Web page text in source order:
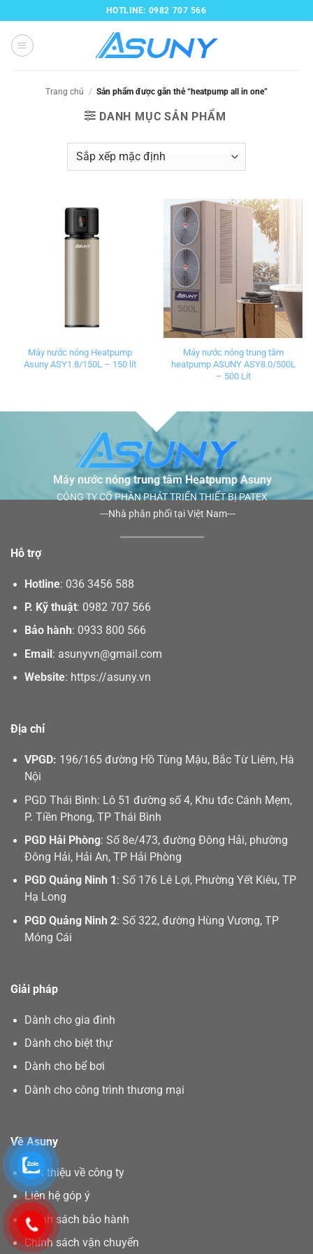
qua
nội
dung
HOTLINE: 0982 707 566
Trang chủ / Sản phẩm được gắn thẻ “heatpump all in one”
DANH MỤC SẢN PHẨM
Máy nước nóng Heatpump
Asuny ASY1.8/150L – 150 lít
Máy nước nóng trung tâm
heatpump ASUNY ASY8.0/500L
– 500 Lít
Máy nước nóng trung tâm Heatpump Asuny
CÔNG TY CỔ PHẦN PHÁT TRIỂN THIẾT BỊ PATEX
---Nhà phân phối tại Việt Nam---
Hỗ trợ
Hotline: 036 3456 588
P. Kỹ thuật: 0982 707 566
Bảo hành: 0933 800 566
Email : asunyvn@gmail.com
Website: https://asuny.vn
Địa chỉ
VPGD: 196/165 đường Hồ Tùng Mậu, Bắc Từ Liêm, Hà
Nội
PGD Thái Bình: Lô 51 đường số 4, Khu tđc Cánh Mẹm,
P. Tiền Phong, TP Thái Bình
PGD Hải Phòng: Số 8e/473, đường Đông Hải, phường
Đông Hải, Hải An, TP Hải Phòng
PGD Quảng Ninh 1 : Số 176 Lê Lợi, Phường Yết Kiêu, TP
Hạ Long
PGD Quảng Ninh 2: Số 322, đường Hùng Vương, TP
Móng Cái
Giải pháp
Dành cho gia đình
Dành cho biệt thự
Dành cho bể bơi
Dành cho công trình thương mại
Về Asuny
Giới thiệu về công ty
Liên hệ góp ý
Chính sách bảo hành
Chính sách vận chuyển